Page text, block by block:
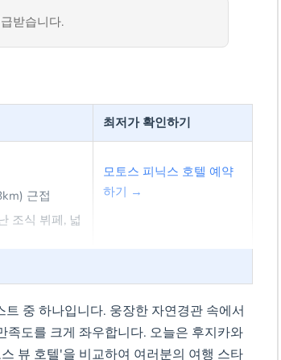
받습니다.
최저가 확인하기
근접
조식 뷔페, 넓
하는 가족 여
모토스 피닉스 호텔 예약
하기 →
모토스 뷰 호텔 예약하기
중 하나입니다. 웅장한 자연경관 속에서
도를 크게 좌우합니다. 오늘은 후지카와
뷰 호텔'을 비교하여 여러분의 여행 스타